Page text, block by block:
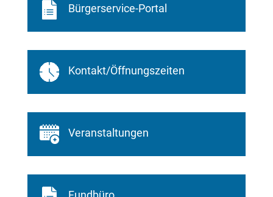
Bürgerservice-Portal
Kontakt/Öffnungszeiten
Veranstaltungen